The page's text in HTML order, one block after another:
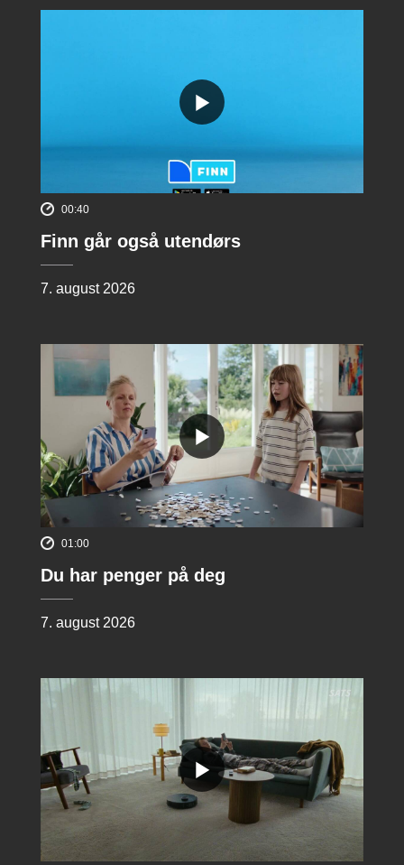
00:40
Finn går også utendørs
7. august 2026
01:00
Du har penger på deg
7. august 2026